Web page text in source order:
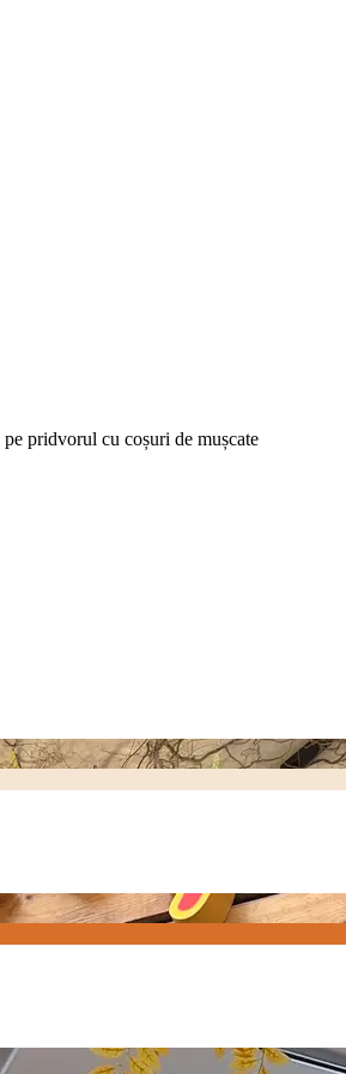
pridvorul cu coșuri de mușcate